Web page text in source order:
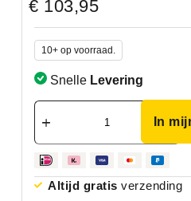
€ 103,95
10+ op voorraad.
Snelle Levering
In
Altijd gratis verzending